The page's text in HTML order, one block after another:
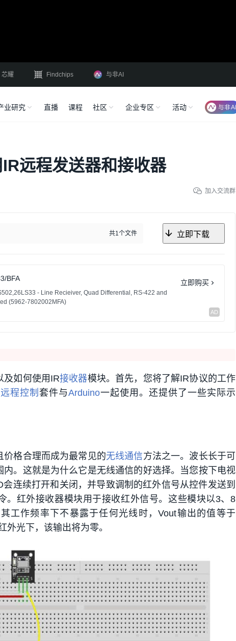
芯耀 Findchips 与非AI
业研究 直播 课程 社区 企业专区 活动
远程发送器和接收器
加入交流群
共1个文件 立即下载
BFA
- Line Recieiver, Quad Differential, RS-422 and
(5962-7802002MFA)
立即购买
及如何使用IR接收器模块。首先，您将了解IR协议的工作
远程控制 套件与Arduino一起使用。还提供了一些实际示
价格合理而成为最常见的无线通信方法之一。波长长于可
内。这就是为什么它是无线通信的好选择。当您按下电视
连续打开和关闭，并导致调制的红外信号从控件发送到
。红外接收器模块用于接收红外信号。这些模块以3、8
工作频率下不暴露于任何光线时，Vout输出的值等于
外光下，该输出将为零。